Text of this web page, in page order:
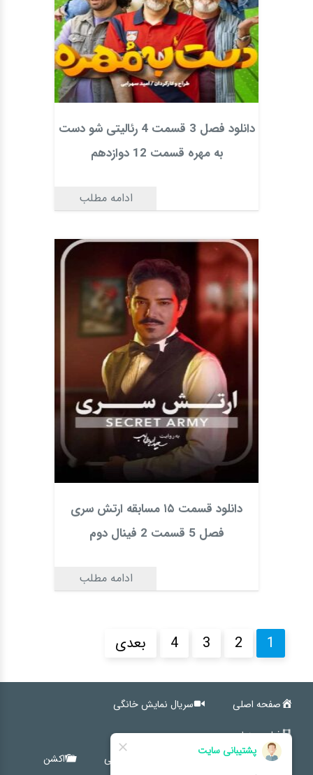
دانلود فصل 3 قسمت 4 رئالیتی شو دست
به مهره قسمت 12 دوازدهم
ادامه مطلب
دانلود قسمت ۱۵ مسابقه ارتش سری
فصل 5 قسمت 2 فینال دوم
ادامه مطلب
1
2
3
4 بعدی
صفحه اصلی
سریال نمایش خانگی
فیلم سینمایی
کمدی
اجتماعی خانوادگی اکشن